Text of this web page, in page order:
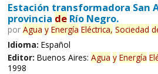
Estación transformadora San
provincia deRío Negro.
por Agua y Energía Eléctrica, Sociedad
Idioma: Español
Editor: Buenos Aires: Agua y Energía
1998